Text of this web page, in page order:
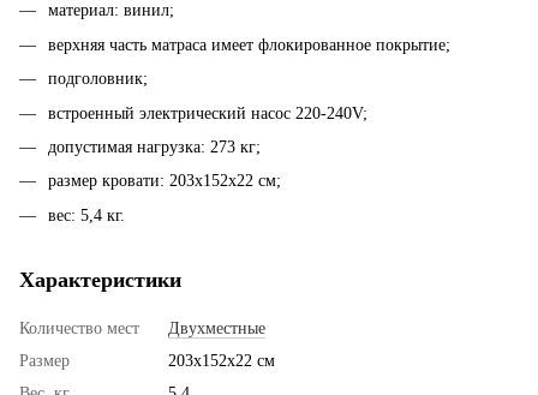
материал: винил;
верхняя часть матраса имеет флокированное покрытие;
подголовник;
встроенный электрический насос 220-240V;
допустимая нагрузка: 273 кг;
размер кровати: 203х152х22 см;
вес: 5,4 кг.
Характеристики
Количество мест
Двухместные
Размер
203х152х22 см